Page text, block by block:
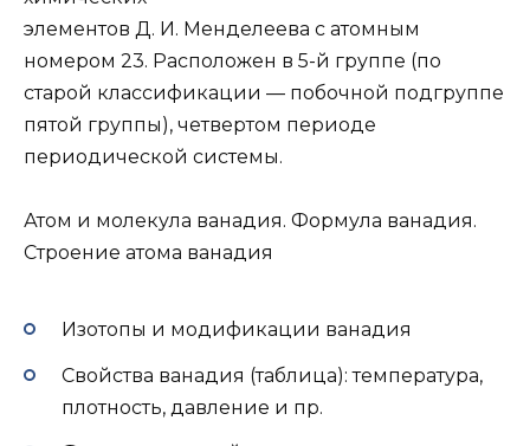
элементов Д. И. Менделеева с атомным
номером 23. Расположен в 5-й группе (по
старой классификации — побочной подгруппе
пятой группы), четвертом периоде
периодической системы.
Атом и молекула ванадия. Формула ванадия.
Строение атома ванадия
Изотопы и модификации ванадия
Свойства ванадия (таблица): температура,
плотность, давление и пр.